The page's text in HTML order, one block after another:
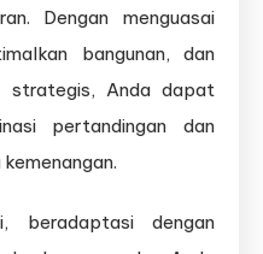
Dengan menguasai
bangunan, dan
strategis, Anda dapat
pertandingan dan
dengan